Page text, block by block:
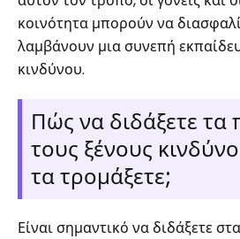
κοινότητα μπορούν να
λαμβάνουν μια συνεπή
κινδύνου.
Πώς να διδάξετε τα
τους ξένους
τα τρομάξετε;
Είναι σημαντικό να διδάξετε